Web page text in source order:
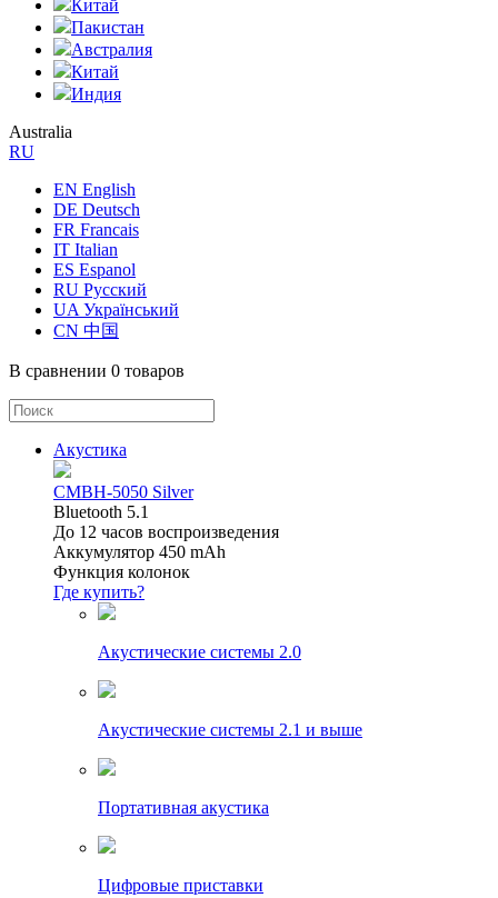
Китай
Пакистан
Австралия
Китай
Индия
Australia
RU
EN English
DE Deutsch
FR Francais
IT Italian
ES Espanol
RU Русский
UA Український
CN 中国
В сравнении 0 товаров
Акустика
CMBH-5050 Silver
Bluetooth 5.1
До 12 часов воспроизведения
Аккумулятор 450 mAh
Функция колонок
Где купить?
Акустические системы 2.0
Акустические системы 2.1 и выше
Портативная акустика
Цифровые приставки